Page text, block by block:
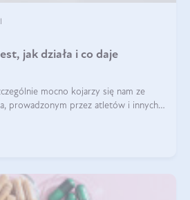
jak działa i co daje
mocno kojarzy się nam ze
prowadzonym przez atletów i innych